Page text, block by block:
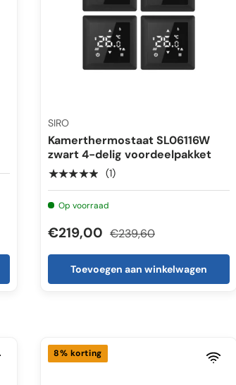
SIRO
Kamerthermostaat SL06116W
zwart 4-delig voordeelpakket
★★★★★ (1)
Op voorraad
€219,00 €239,60
Toevoegen aan winkelwagen
8% korting